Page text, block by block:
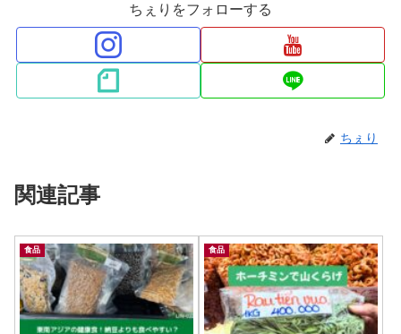
ちぇりをフォローする
ちぇり
関連記事
食品 食品